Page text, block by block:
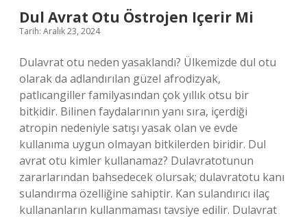
Dul Avrat Otu Östrojen Içerir Mi
Tarih: Aralık 23, 2024
Dulavrat otu neden yasaklandı? Ülkemizde dul otu
olarak da adlandırılan güzel afrodizyak,
patlıcangiller familyasından çok yıllık otsu bir
bitkidir. Bilinen faydalarının yanı sıra, içerdiği
atropin nedeniyle satışı yasak olan ve evde
kullanıma uygun olmayan bitkilerden biridir. Dul
avrat otu kimler kullanamaz? Dulavratotunun
zararlarından bahsedecek olursak; dulavratotu kanı
sulandırma özelliğine sahiptir. Kan sulandırıcı ilaç
kullananların kullanmaması tavsiye edilir. Dulavrat